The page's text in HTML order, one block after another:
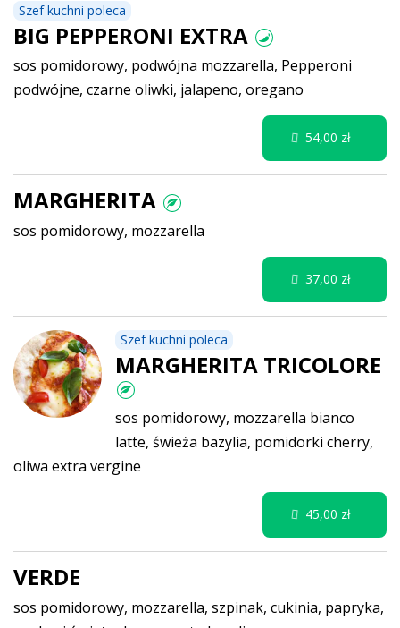
Szef kuchni poleca
BIG PEPPERONI EXTRA
sos pomidorowy, podwójna mozzarella, Pepperoni
podwójne, czarne oliwki, jalapeno, oregano
MARGHERITA
sos pomidorowy, mozzarella
Szef kuchni poleca
MARGHERITA TRICOLORE
sos pomidorowy, mozzarella bianco
latte, świeża bazylia, pomidorki cherry,
oliwa extra vergine
VERDE
sos pomidorowy, mozzarella, szpinak, cukinia, papryka,